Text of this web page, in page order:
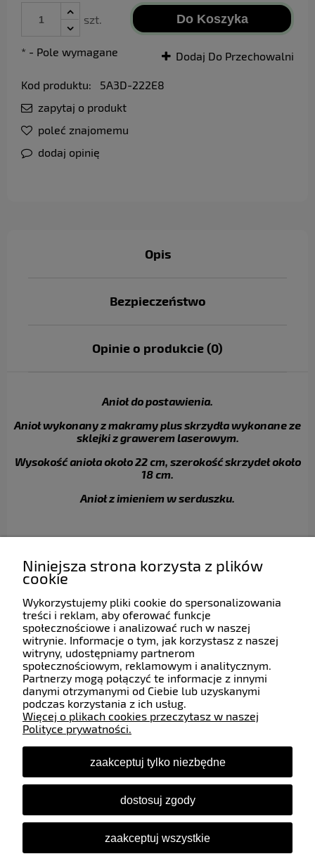
szt. Do Koszyka
Dodaj Do Przechowalni
* - Pole wymagane
Kod produktu:
5A3D-222E8
zapytaj o produkt
poleć znajomemu
dodaj opinię
Opis
Bezpieczeństwo
Opinie o produkcie (0)
Anioł do postawienia.
Anioł wykonany z makramy plus skrzydła wykonane ze
sklejki z grawerem laserowym.
Wysokość anioła około 22 cm, szerokość skrzydeł około
18 cm.
Anioł z imieniem w serduszku.
Pomoc
Moje konto
Płatności i dostawa
Informacje
O nas
Śledź nas
Niniejsza strona korzysta z plików
cookie
Wykorzystujemy pliki cookie do spersonalizowania
treści i reklam, aby oferować funkcje
społecznościowe i analizować ruch w naszej
witrynie. Informacje o tym, jak korzystasz z naszej
witryny, udostępniamy partnerom
społecznościowym, reklamowym i analitycznym.
Partnerzy mogą połączyć te informacje z innymi
danymi otrzymanymi od Ciebie lub uzyskanymi
podczas korzystania z ich usług.
Więcej o plikach cookies przeczytasz w naszej
Polityce prywatności.
zaakceptuj tylko niezbędne
dostosuj zgody
zaakceptuj wszystkie